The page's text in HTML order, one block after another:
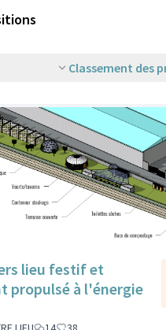
Classement des
lieu festif et
propulsé à l'énergie